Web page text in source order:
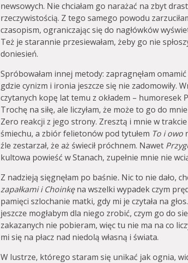
newsowych. Nie chciałam go narażać na zbyt
rzeczywistością. Z tego samego powodu
czasopism, ograniczając się do nagłówków
Też je starannie przesiewałam, żeby go nie
doniesień.
Spróbowałam innej metody: zapragnęłam
gdzie cynizm i ironia jeszcze się nie zadomowiły.
czytanych kopę lat temu z okładem – humoresek
Trochę na siłę, ale liczyłam, że może to go do
Zero reakcji z jego strony. Zresztą i mnie w
śmiechu, a zbiór felietonów pod tytułem To i owo
źle zestarzał, że aż świecił próchnem. Nawet
kultowa powieść w Stanach, zupełnie mnie nie
Z nadzieją sięgnęłam po baśnie. Nic to nie dało,
zapałkami i Choinkęna wszelki wypadek czym
pamięci szlochanie matki, gdy mi je czytała na
jeszcze mogłabym dla niego zrobić, czym go do
zakazanych nie pobieram, więc tu nie ma na co
mi się na płacz nad niedolą własną i świata.
W lustrze, którego staram się unikać jak ognia,